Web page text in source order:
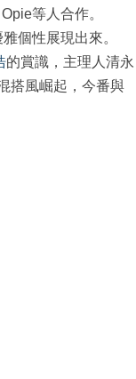
等人合作。
個性展現出來。
的賞識，主理人清永
搭風崛起，今番與